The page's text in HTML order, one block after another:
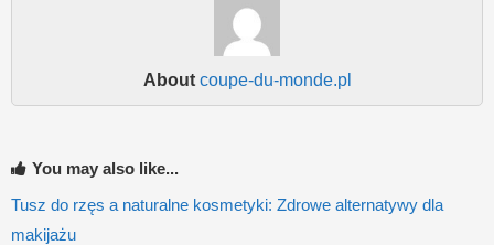
About coupe-du-monde.pl
You may also like...
Tusz do rzęs a naturalne kosmetyki: Zdrowe alternatywy dla
makijażu